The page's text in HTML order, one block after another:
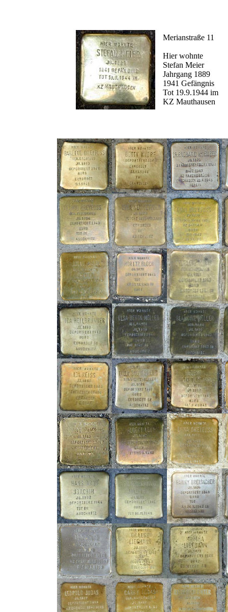
Merianstraße 11
Hier wohnte
Stefan Meier
Jahrgang 1889
1941 Gefängnis
Tot 19.9.1944 im
KZ Mauthausen